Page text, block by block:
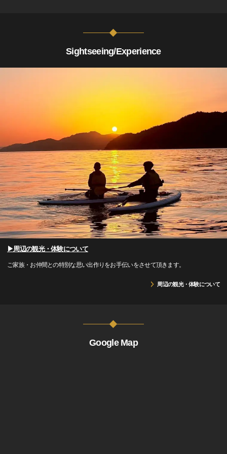
Sightseeing/Experience
▶周辺の観光・体験について
ご家族・お仲間との特別な思い出作りをお手伝いをさせて頂きます。
周辺の観光・体験について
Google Map